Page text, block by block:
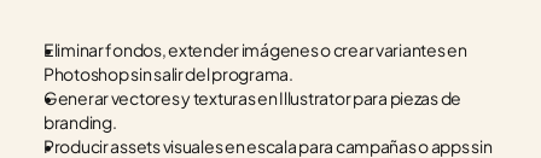
Eliminar fondos, extender imágenes o crear variantes en
Photoshop sin salir del programa.
Generar vectores y texturas en Illustrator para piezas de
branding.
Producir assets visuales en escala para campañas o apps sin